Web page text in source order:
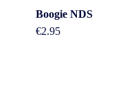
Boogie NDS
€2.95